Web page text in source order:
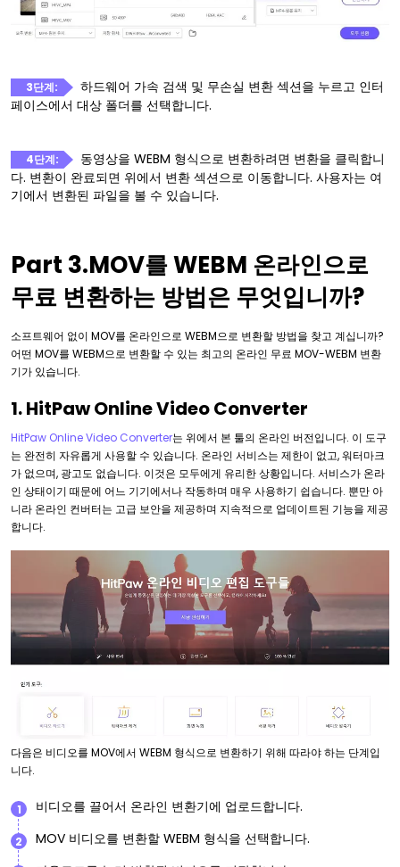
3단계:
하드웨어 가속 검색 및 무손실 변환 섹션을 누르고 인터
페이스에서 대상 폴더를 선택합니다.
4단계:
동영상을 WEBM 형식으로 변환하려면 변환을 클릭합니
다. 변환이 완료되면 위에서 변환 섹션으로 이동합니다. 사용자는 여
기에서 변환된 파일을 볼 수 있습니다.
Part 3.MOV를 WEBM 온라인으로
무료 변환하는 방법은 무엇입니까?
소프트웨어 없이 MOV를 온라인으로 WEBM으로 변환할 방법을 찾고 계십니까?
어떤 MOV를 WEBM으로 변환할 수 있는 최고의 온라인 무료 MOV-WEBM 변환
기가 있습니다.
1. HitPaw Online Video Converter
HitPaw Online Video Converter는 위에서 본 툴의 온라인 버전입니다. 이 도구
는 완전히 자유롭게 사용할 수 있습니다. 온라인 서비스는 제한이 없고, 워터마크
가 없으며, 광고도 없습니다. 이것은 모두에게 유리한 상황입니다. 서비스가 온라
인 상태이기 때문에 어느 기기에서나 작동하며 매우 사용하기 쉽습니다. 뿐만 아
니라 온라인 컨버터는 고급 보안을 제공하며 지속적으로 업데이트된 기능을 제공
합니다.
다음은 비디오를 MOV에서 WEBM 형식으로 변환하기 위해 따라야 하는 단계입
니다.
1 비디오를 끌어서 온라인 변환기에 업로드합니다.
2 MOV 비디오를 변환할 WEBM 형식을 선택합니다.